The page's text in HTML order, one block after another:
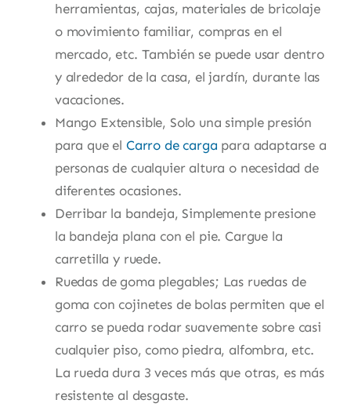
herramientas, cajas, materiales de bricolaje
o movimiento familiar, compras en el
mercado, etc. También se puede usar dentro
y alrededor de la casa, el jardín, durante las
vacaciones.
Mango Extensible, Solo una simple presión
para que el Carro de carga para adaptarse a
personas de cualquier altura o necesidad de
diferentes ocasiones.
Derribar la bandeja, Simplemente presione
la bandeja plana con el pie. Cargue la
carretilla y ruede.
Ruedas de goma plegables; Las ruedas de
goma con cojinetes de bolas permiten que el
carro se pueda rodar suavemente sobre casi
cualquier piso, como piedra, alfombra, etc.
La rueda dura 3 veces más que otras, es más
resistente al desgaste.